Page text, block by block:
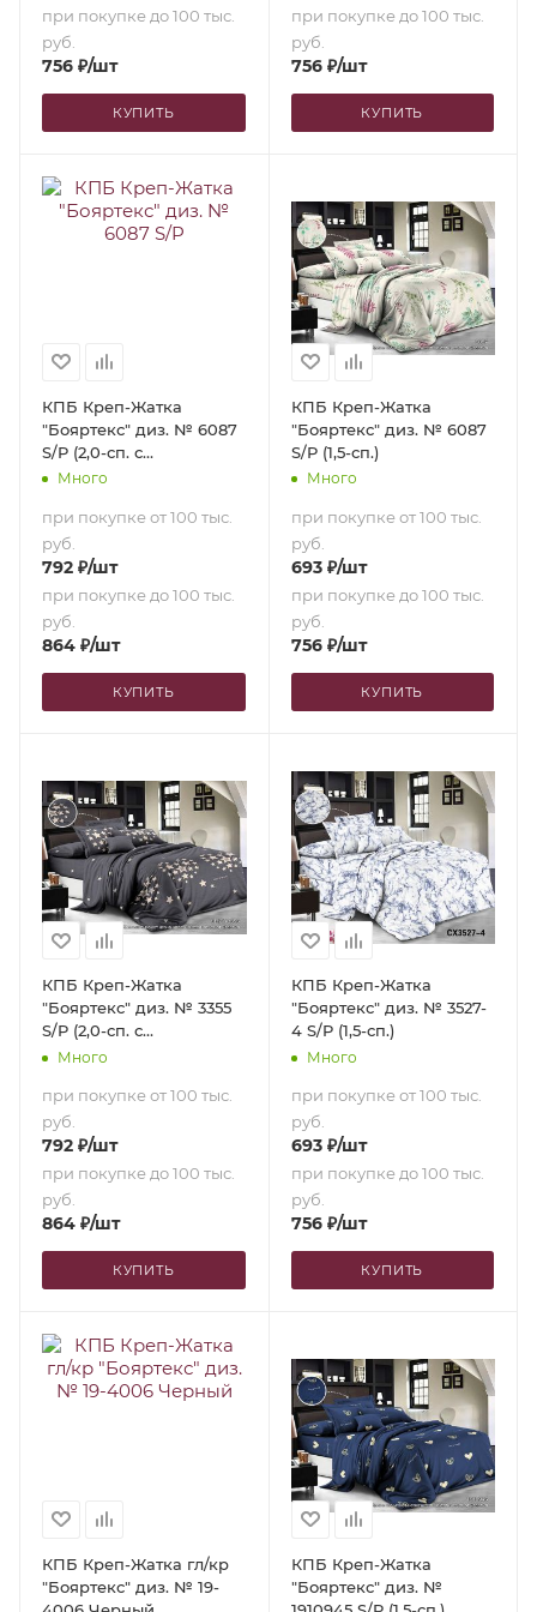
при покупке до 100 тыс.
руб.
756 ₽/шт
КУПИТЬ
при покупке до 100 тыс.
руб.
756₽/шт
КУПИТЬ
КПБ Креп-Жатка
"Бояртекс" диз. № 6087
S/P (2,0-сп. с
европростыней)
Много
при покупке от 100 тыс.
руб.
792 ₽/шт
при покупке до 100 тыс.
руб.
864 ₽/шт
КУПИТЬ
КПБ Креп-Жатка
"Бояртекс" диз. № 6087
S/P (1,5-сп.)
Много
при покупке от 100 тыс.
руб.
693₽/шт
при покупке до 100 тыс.
руб.
756₽/шт
КУПИТЬ
КПБ Креп-Жатка
"Бояртекс" диз. № 3355
S/P (2,0-сп. с
европростыней)
Много
при покупке от 100 тыс.
руб.
792 ₽/шт
при покупке до 100 тыс.
руб.
864 ₽/шт
КУПИТЬ
КПБ Креп-Жатка
"Бояртекс" диз. № 3527-
4 S/P (1,5-сп.)
Много
при покупке от 100 тыс.
руб.
693₽/шт
при покупке до 100 тыс.
руб.
756₽/шт
КУПИТЬ
КПБ Креп-Жатка гл/кр
"Бояртекс" диз. № 19-
КПБ Креп-Жатка
"Бояртекс" диз. №